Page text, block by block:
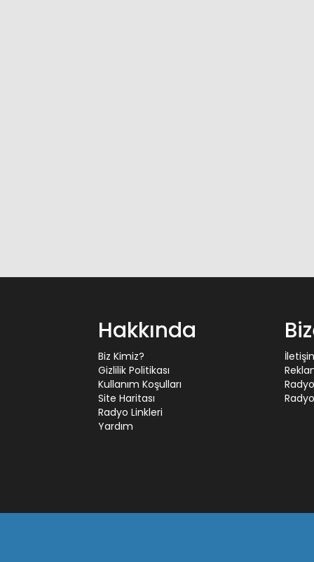
Hakkında
Biz Kimiz?
Gizlilik Politikası
Kullanım Koşulları
Site Haritası
Radyo Linkleri
Yardım